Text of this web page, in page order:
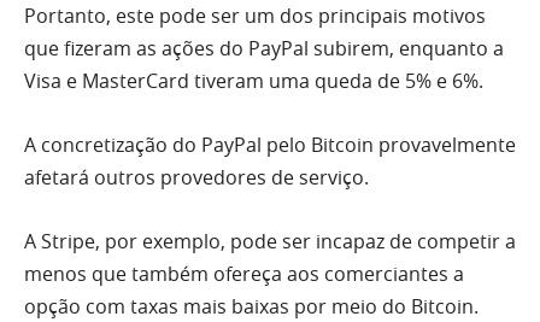
Portanto, este pode ser um dos principais motivos
que fizeram as ações do PayPal subirem, enquanto a
Visa e MasterCard tiveram uma queda de 5% e 6%.
A concretização do PayPal pelo Bitcoin provavelmente
afetará outros provedores de serviço.
A Stripe, por exemplo, pode ser incapaz de competir a
menos que também ofereça aos comerciantes a
opção com taxas mais baixas por meio do Bitcoin.